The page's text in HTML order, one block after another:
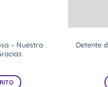
– Nuestra
Detente